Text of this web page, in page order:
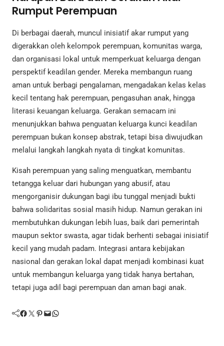
Rumput Perempuan
Di berbagai daerah, muncul inisiatif akar rumput yang
digerakkan oleh kelompok perempuan, komunitas warga,
dan organisasi lokal untuk memperkuat keluarga dengan
perspektif keadilan gender. Mereka membangun ruang
aman untuk berbagi pengalaman, mengadakan kelas kelas
kecil tentang hak perempuan, pengasuhan anak, hingga
literasi keuangan keluarga. Gerakan semacam ini
menunjukkan bahwa penguatan keluarga kunci keadilan
perempuan bukan konsep abstrak, tetapi bisa diwujudkan
melalui langkah langkah nyata di tingkat komunitas.
Kisah perempuan yang saling menguatkan, membantu
tetangga keluar dari hubungan yang abusif, atau
mengorganisir dukungan bagi ibu tunggal menjadi bukti
bahwa solidaritas sosial masih hidup. Namun gerakan ini
membutuhkan dukungan lebih luas, baik dari pemerintah
maupun sektor swasta, agar tidak berhenti sebagai inisiatif
kecil yang mudah padam. Integrasi antara kebijakan
nasional dan gerakan lokal dapat menjadi kombinasi kuat
untuk membangun keluarga yang tidak hanya bertahan,
tetapi juga adil bagi perempuan dan aman bagi anak.
Facebook Twitter Pinterest Mail WhatsApp